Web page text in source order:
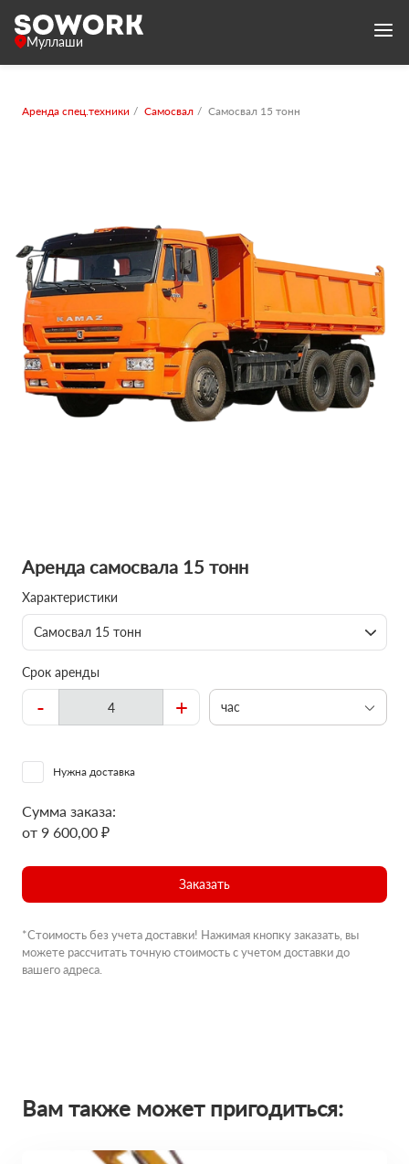
Муллаши
Аренда спец.техники Самосвал Самосвал 15 тонн
Аренда самосвала 15 тонн
Характеристики
Самосвал 15 тонн
Срок аренды
- + час
Нужна доставка
Сумма заказа:
от 9 600,00 ₽
Заказать
*Стоимость без учета доставки! Нажимая кнопку заказать, вы
можете рассчитать точную стоимость с учетом доставки до
вашего адреса.
Вам также может пригодиться: